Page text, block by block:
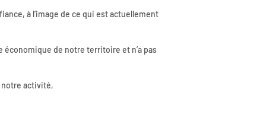
à l’image de ce qui est actuellement
économique de notre territoire et n’a pas
notre activité,